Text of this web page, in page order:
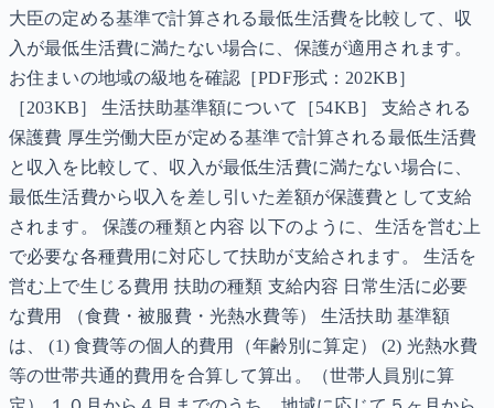
大臣の定める基準で計算される最低生活費を比較して、収
入が最低生活費に満たない場合に、保護が適用されます。
お住まいの地域の級地を確認［PDF形式：202KB］
［203KB］ 生活扶助基準額について［54KB］ 支給される
保護費 厚生労働大臣が定める基準で計算される最低生活費
と収入を比較して、収入が最低生活費に満たない場合に、
最低生活費から収入を差し引いた差額が保護費として支給
されます。 保護の種類と内容 以下のように、生活を営む上
で必要な各種費用に対応して扶助が支給されます。 生活を
営む上で生じる費用 扶助の種類 支給内容 日常生活に必要
な費用 （食費・被服費・光熱水費等） 生活扶助 基準額
は、 (1) 食費等の個人的費用（年齢別に算定） (2) 光熱水費
等の世帯共通的費用を合算して算出。（世帯人員別に算